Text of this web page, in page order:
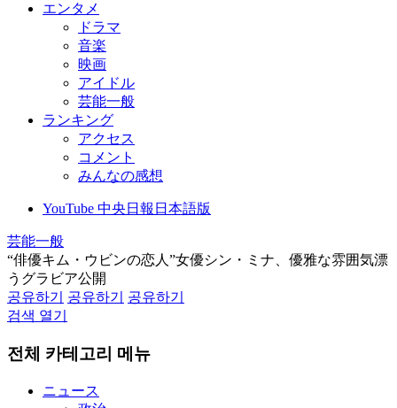
エンタメ
ドラマ
音楽
映画
アイドル
芸能一般
ランキング
アクセス
コメント
みんなの感想
YouTube 中央日報日本語版
芸能一般
“俳優キム・ウビンの恋人”女優シン・ミナ、優雅な雰囲気漂
うグラビア公開
공유하기
공유하기
공유하기
검색 열기
전체 카테고리 메뉴
ニュース